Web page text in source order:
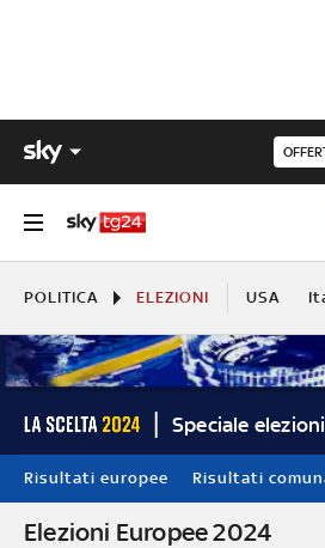
POLITICA ELEZIONI USA
Speciale
Risultati europee Risultati
Elezioni Europee 2024